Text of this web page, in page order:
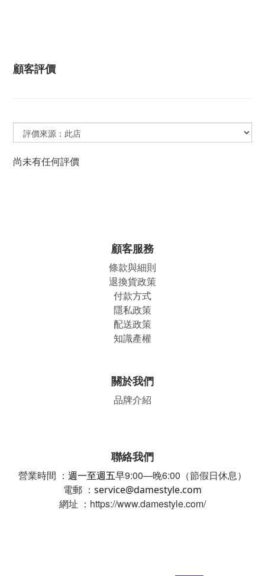
顧客評價
尚未有任何評價
顧客服務
條款與細則
退換貨政策
付款方式
隱私政策
配送政策
知識產權
關於我們
品牌介紹
聯絡我們
營業時間 ： 週一至週五早9:00—晚6:00（節假日休息）
電郵 ： service@damestyle.com
網址 ：https://www.damestyle.com/